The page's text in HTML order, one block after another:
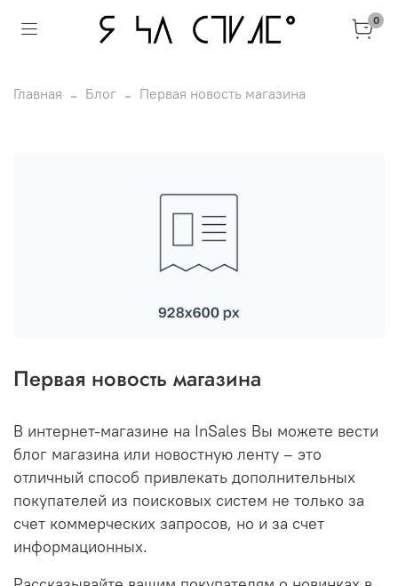
0
Главная Блог Первая новость магазина
Первая новость магазина
В интернет-магазине на InSales Вы можете вести
блог магазина или новостную ленту – это
отличный способ привлекать дополнительных
покупателей из поисковых систем не только за
счет коммерческих запросов, но и за счет
информационных.